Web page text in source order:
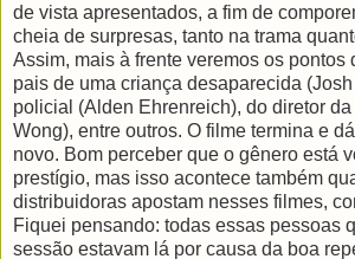
de vista apresentados, a fim de
cheia de surpresas, tanto na trama
Assim, mais à frente veremos os pontos
pais de uma criança desaparecida
policial (Alden Ehrenreich), do diretor
Wong), entre outros. O filme termina e
novo. Bom perceber que o gênero está
prestígio, mas isso acontece também
distribuidoras apostam nesses filmes,
Fiquei pensando: todas essas pessoas
sessão estavam lá por causa da boa